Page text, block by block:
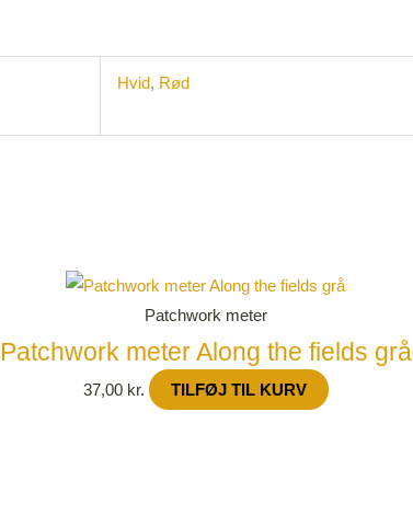
Hvid, Rød
Patchwork meter
Patchwork meter Along the fields grå
37,00 kr. TILFØJ TIL KURV